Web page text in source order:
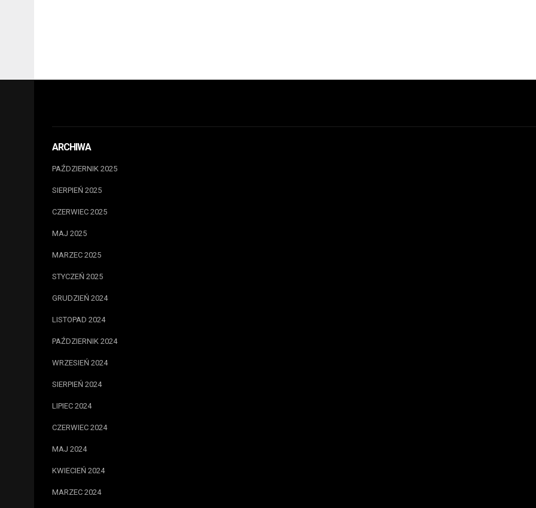
ARCHIWA
PAŹDZIERNIK 2025
SIERPIEŃ 2025
CZERWIEC 2025
MAJ 2025
MARZEC 2025
STYCZEŃ 2025
GRUDZIEŃ 2024
LISTOPAD 2024
PAŹDZIERNIK 2024
WRZESIEŃ 2024
SIERPIEŃ 2024
LIPIEC 2024
CZERWIEC 2024
MAJ 2024
KWIECIEŃ 2024
MARZEC 2024